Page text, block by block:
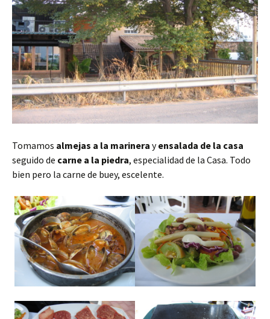
Tomamos almejas a la marinera yensalada de la casa
seguido de carne a la piedra, especialidad de la Casa. Todo
bien pero la carne de buey, escelente.